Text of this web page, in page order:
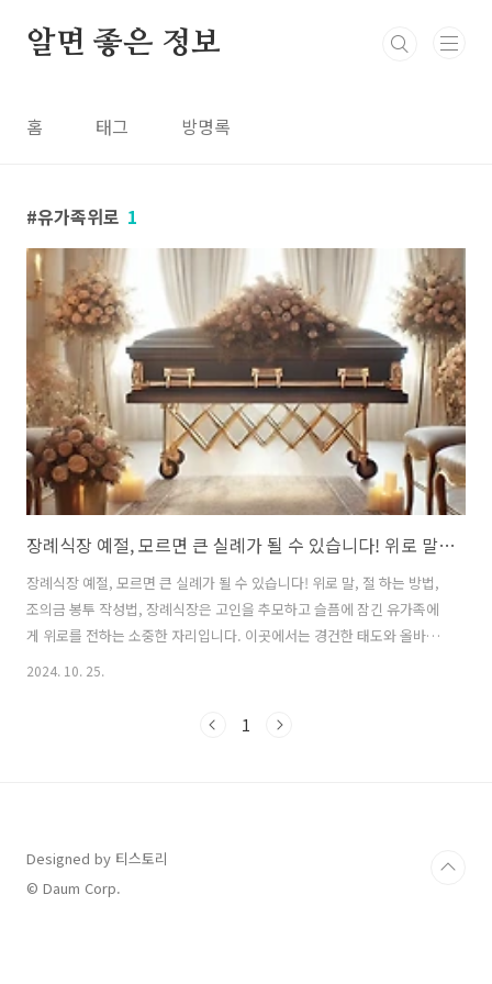
알면 좋은 정보
홈 태그 방명록
유가족위로 1
장례식장 예절, 모르면 큰 실례가 될 수 있습니다! 위로 말, 절 하는 방법, 조의금 봉투 작성법
장례식장 예절, 모르면 큰 실례가 될 수 있습니다! 위로 말, 절 하는 방법,
조의금 봉투 작성법, 장례식장은 고인을 추모하고 슬픔에 잠긴 유가족에
게 위로를 전하는 소중한 자리입니다. 이곳에서는 경건한 태도와 올바른
예의를 지키는 것이 중요합니다. 바른 행동은 유가족의 슬픔을 덜어주고,
장례식장에서 지켜야 할 기본적인 매너와 주의할 점을 구체적으로 살펴
2024. 10. 25.
1
Designed by 티스토리
© Daum Corp.